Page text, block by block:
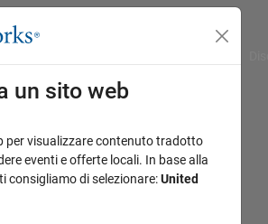
un sito web
per visualizzare contenuto tradotto
eventi e offerte locali. In base alla
consigliamo di selezionare:United